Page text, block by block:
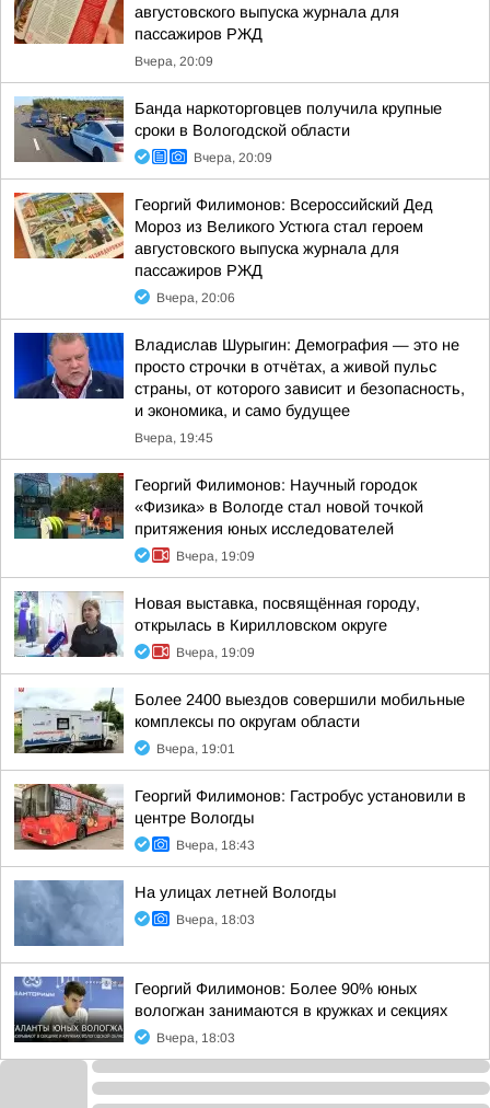
августовского выпуска журнала для
пассажиров РЖД
Вчера, 20:09
Банда наркоторговцев получила крупные
сроки в Вологодской области
Вчера, 20:09
Георгий Филимонов: Всероссийский Дед
Мороз из Великого Устюга стал героем
августовского выпуска журнала для
пассажиров РЖД
Вчера, 20:06
Владислав Шурыгин: Демография — это не
просто строчки в отчётах, а живой пульс
страны, от которого зависит и безопасность,
и экономика, и само будущее
Вчера, 19:45
Георгий Филимонов: Научный городок
«Физика» в Вологде стал новой точкой
притяжения юных исследователей
Вчера, 19:09
Новая выставка, посвящённая городу,
открылась в Кирилловском округе
Вчера, 19:09
Более 2400 выездов совершили мобильные
комплексы по округам области
Вчера, 19:01
Георгий Филимонов: Гастробус установили в
центре Вологды
Вчера, 18:43
На улицах летней Вологды
Вчера, 18:03
Георгий Филимонов: Более 90% юных
вологжан занимаются в кружках и секциях
Вчера, 18:03